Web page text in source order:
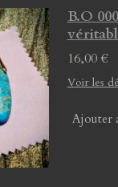
B.O
16,00 €
Voir les
Ajouter